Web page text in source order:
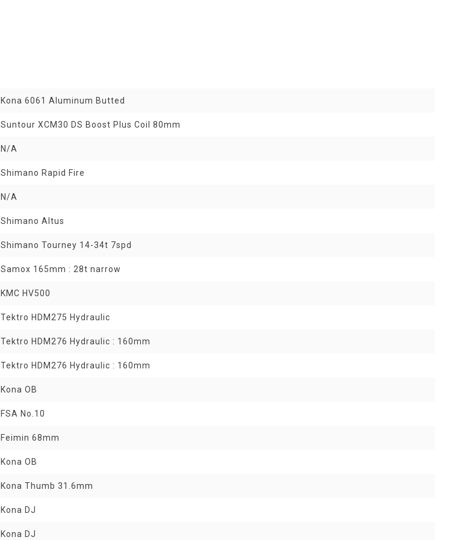
Kona 6061 Aluminum Butted
Suntour XCM30 DS Boost Plus Coil 80mm
N/A
Shimano Rapid Fire
N/A
Shimano Altus
Shimano Tourney 14-34t 7spd
Samox 165mm : 28t narrow
KMC HV500
Tektro HDM275 Hydraulic
Tektro HDM276 Hydraulic : 160mm
Tektro HDM276 Hydraulic : 160mm
Kona OB
FSA No.10
Feimin 68mm
Kona OB
Kona Thumb 31.6mm
Kona DJ
Kona DJ